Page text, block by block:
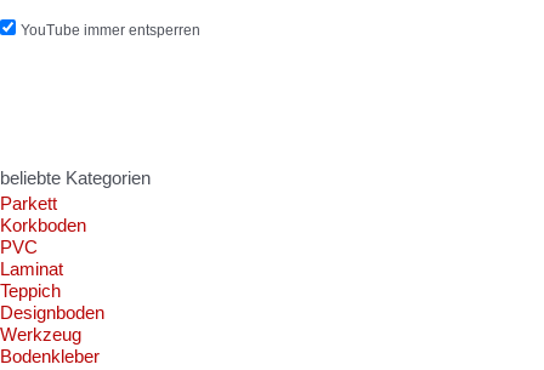
YouTube immer entsperren
beliebte Kategorien
Parkett
Korkboden
PVC
Laminat
Teppich
Designboden
Werkzeug
Bodenkleber